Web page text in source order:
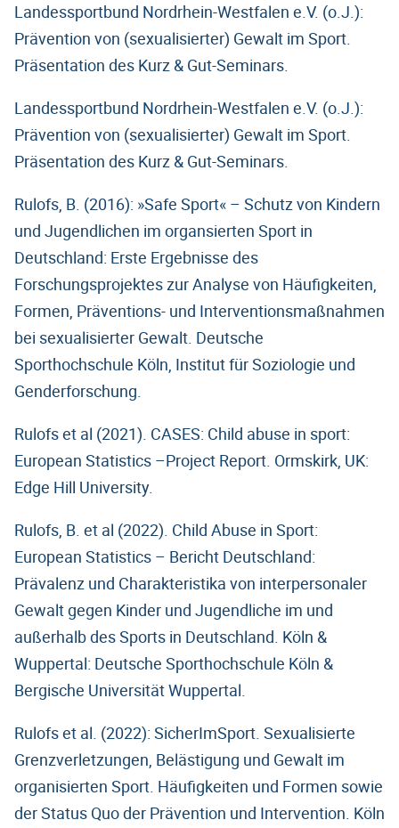
Landessportbund Nordrhein-Westfalen e.V. (o.J.):
Prävention von (sexualisierter) Gewalt im Sport.
Präsentation des Kurz & Gut-Seminars.
Landessportbund Nordrhein-Westfalen e.V. (o.J.):
Prävention von (sexualisierter) Gewalt im Sport.
Präsentation des Kurz & Gut-Seminars.
Rulofs, B. (2016): »Safe Sport« – Schutz von Kindern
und Jugendlichen im organsierten Sport in
Deutschland: Erste Ergebnisse des
Forschungsprojektes zur Analyse von Häufigkeiten,
Formen, Präventions- und Interventionsmaßnahmen
bei sexualisierter Gewalt. Deutsche
Sporthochschule Köln, Institut für Soziologie und
Genderforschung.
Rulofs et al (2021). CASES: Child abuse in sport:
European Statistics –Project Report. Ormskirk, UK:
Edge Hill University.
Rulofs, B. et al (2022). Child Abuse in Sport:
European Statistics – Bericht Deutschland:
Prävalenz und Charakteristika von interpersonaler
Gewalt gegen Kinder und Jugendliche im und
außerhalb des Sports in Deutschland. Köln &
Wuppertal: Deutsche Sporthochschule Köln &
Bergische Universität Wuppertal.
Rulofs et al. (2022): SicherImSport. Sexualisierte
Grenzverletzungen, Belästigung und Gewalt im
organisierten Sport. Häufigkeiten und Formen sowie
der Status Quo der Prävention und Intervention. Köln